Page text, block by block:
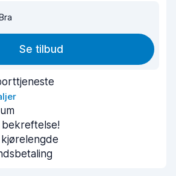
Se tilbud